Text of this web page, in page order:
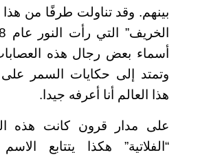
بينهم. وقد تناولت طرفًا من هذا
أسماء بعض رجال هذه العصابات
وتمتد إلى حكايات السمر
هذا العالم أنا أعرفه جيدا.
على مدار قرون كانت هذه
“الفلاتية” هكذا يتتابع